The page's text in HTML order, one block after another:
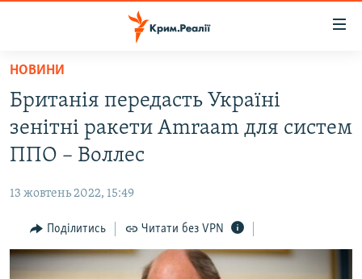
Перейти
основного
матеріалу
Перейти
до
основної
Перейти
до
пошуку
ВОДА.КРИМ
ВІДЕО ТА ФОТО
БЛОГИ
ПОГЛЯД
ІНТЕРВ'Ю
НОВИНИ
Британія передасть Україні
зенітні ракети Amraam для систем
ППО – Воллес
13 жовтень 2022, 15:49
Поділитись Читати без VPN